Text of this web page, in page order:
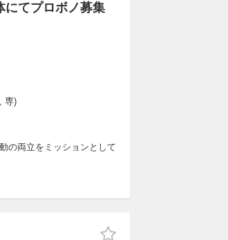
にてプロボノ募集
専)
の両立をミッションとして